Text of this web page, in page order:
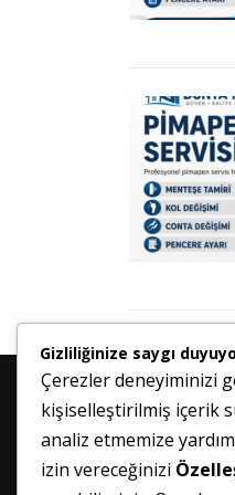
Gizliliğinize saygı
Çerezler deneyiminizi
kişiselleştirilmiş içerik
analiz etmemize
izin vereceğinizi